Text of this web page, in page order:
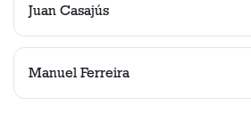
Juan Casajús
Manuel Ferreira